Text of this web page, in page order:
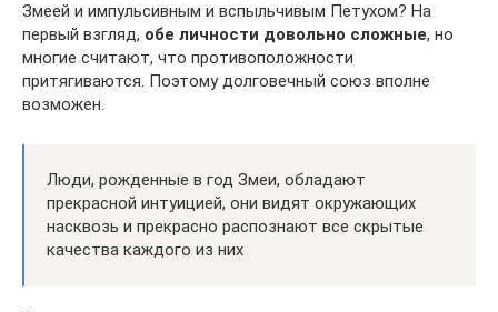
Змеей и импульсивным и вспыльчивым Петухом? На
первый взгляд, обе личности довольно сложные, но
многие считают, что противоположности
притягиваются. Поэтому долговечный союз вполне
возможен.
Люди, рожденные в год Змеи, обладают
прекрасной интуицией, они видят окружающих
насквозь и прекрасно распознают все скрытые
качества каждого из них